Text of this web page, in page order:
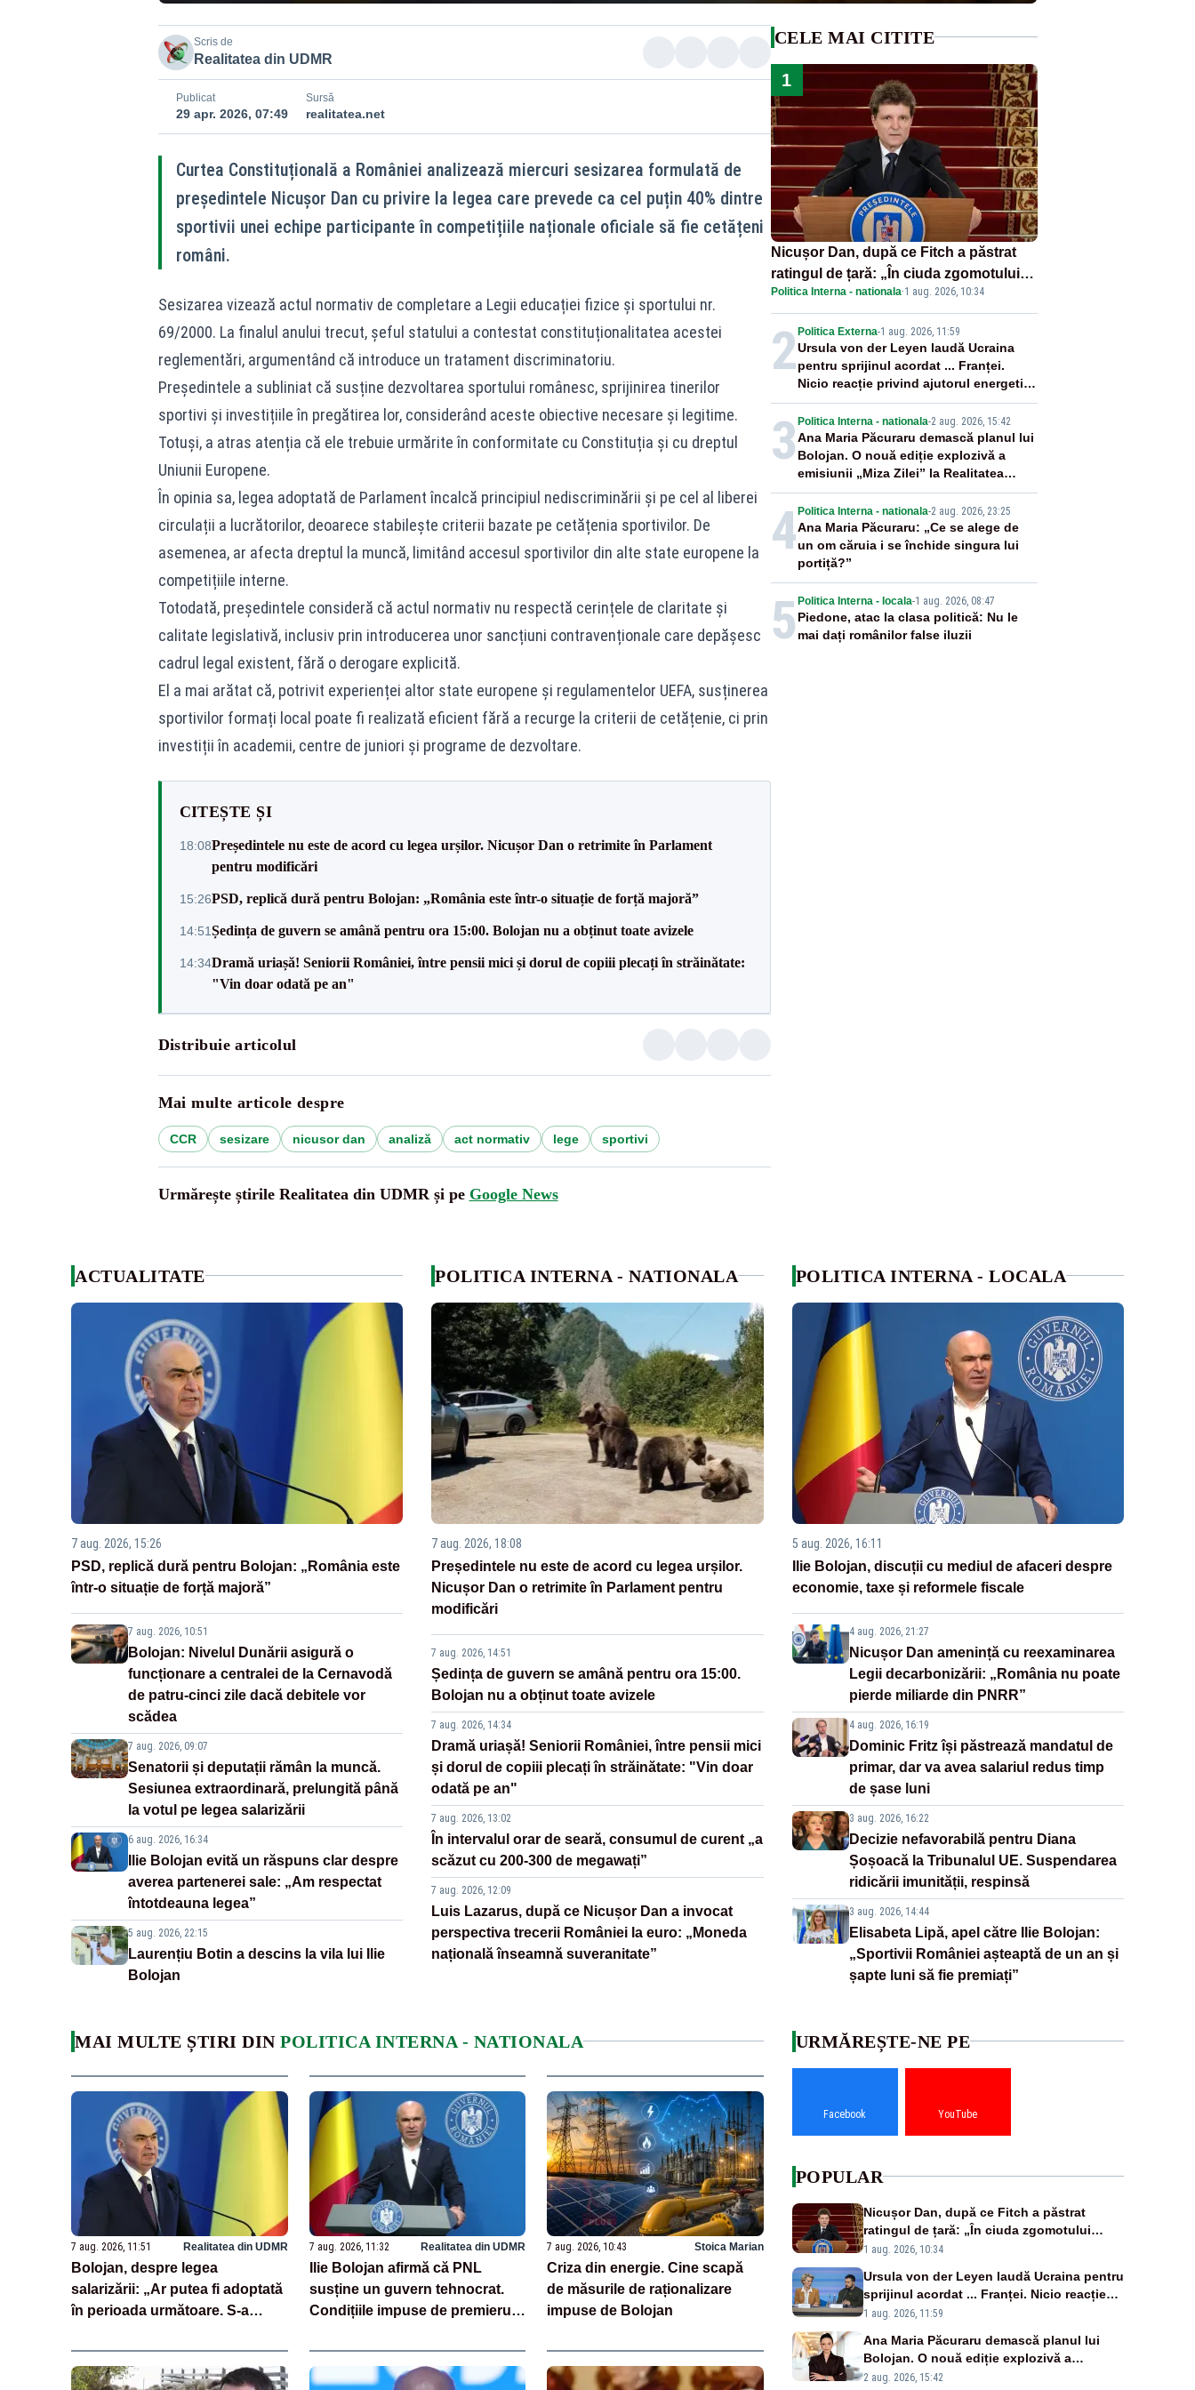
Scris de
Realitatea din UDMR
Publicat
29 apr. 2026, 07:49
Sursă
realitatea.net
Curtea Constituțională a României analizează miercuri sesizarea formulată de
președintele Nicușor Dan cu privire la legea care prevede ca cel puțin 40% dintre
sportivii unei echipe participante în competițiile naționale oficiale să fie cetățeni
români.
Sesizarea vizează actul normativ de completare a Legii educației fizice și sportului nr.
69/2000. La finalul anului trecut, șeful statului a contestat constituționalitatea acestei
reglementări, argumentând că introduce un tratament discriminatoriu.
Președintele a subliniat că susține dezvoltarea sportului românesc, sprijinirea tinerilor
sportivi și investițiile în pregătirea lor, considerând aceste obiective necesare și legitime.
Totuși, a atras atenția că ele trebuie urmărite în conformitate cu Constituția și cu dreptul
Uniunii Europene.
În opinia sa, legea adoptată de Parlament încalcă principiul nediscriminării și pe cel al liberei
circulații a lucrătorilor, deoarece stabilește criterii bazate pe cetățenia sportivilor. De
asemenea, ar afecta dreptul la muncă, limitând accesul sportivilor din alte state europene la
competițiile interne.
Totodată, președintele consideră că actul normativ nu respectă cerințele de claritate și
calitate legislativă, inclusiv prin introducerea unor sancțiuni contravenționale care depășesc
cadrul legal existent, fără o derogare explicită.
El a mai arătat că, potrivit experienței altor state europene și regulamentelor UEFA, susținerea
sportivilor formați local poate fi realizată eficient fără a recurge la criterii de cetățenie, ci prin
investiții în academii, centre de juniori și programe de dezvoltare.
CITEȘTE ȘI
18:08Președintele nu este de acord cu legea urșilor. Nicușor Dan o retrimite în Parlament
pentru modificări
15:26PSD, replică dură pentru Bolojan: „România este într-o situație de forță majoră”
14:51Ședința de guvern se amână pentru ora 15:00. Bolojan nu a obținut toate avizele
14:34Dramă uriașă! Seniorii României, între pensii mici și dorul de copiii plecați în străinătate:
"Vin doar odată pe an"
Distribuie articolul
Mai multe articole despre
CCR sesizare nicusor dan analiză act normativ lege sportivi
Urmărește știrile Realitatea din UDMR și pe Google News
CELE MAI CITITE
1
Nicușor Dan, după ce Fitch a păstrat
ratingul de țară: „În ciuda zgomotului
politic, România funcționează”
Politica Interna - nationala·1 aug. 2026, 10:34
2Politica Externa-1 aug. 2026, 11:59
Ursula von der Leyen laudă Ucraina
pentru sprijinul acordat ... Franței.
Nicio reacție privind ajutorul energetic
promis României
3 Politica Interna - nationala-2 aug. 2026, 15:42
Ana Maria Păcuraru demască planul lui
Bolojan. O nouă ediție explozivă a
emisiunii „Miza Zilei” la Realitatea
PLUS
4Politica Interna - nationala-2 aug. 2026, 23:25
Ana Maria Păcuraru: „Ce se alege de
un om căruia i se închide singura lui
portiță?”
5 Politica Interna - locala-1 aug. 2026, 08:47
Piedone, atac la clasa politică: Nu le
mai dați românilor false iluzii
ACTUALITATE
7 aug. 2026, 15:26
PSD, replică dură pentru Bolojan: „România este
într-o situație de forță majoră”
7 aug. 2026, 10:51
Bolojan: Nivelul Dunării asigură o
funcționare a centralei de la Cernavodă
de patru-cinci zile dacă debitele vor
scădea
7 aug. 2026, 09:07
Senatorii și deputații rămân la muncă.
Sesiunea extraordinară, prelungită până
la votul pe legea salarizării
6 aug. 2026, 16:34
Ilie Bolojan evită un răspuns clar despre
averea partenerei sale: „Am respectat
întotdeauna legea”
5 aug. 2026, 22:15
Laurențiu Botin a descins la vila lui Ilie
Bolojan
POLITICA INTERNA - NATIONALA
7 aug. 2026, 18:08
Președintele nu este de acord cu legea urșilor.
Nicușor Dan o retrimite în Parlament pentru
modificări
7 aug. 2026, 14:51
Ședința de guvern se amână pentru ora 15:00.
Bolojan nu a obținut toate avizele
7 aug. 2026, 14:34
Dramă uriașă! Seniorii României, între pensii mici
și dorul de copiii plecați în străinătate: "Vin doar
odată pe an"
7 aug. 2026, 13:02
În intervalul orar de seară, consumul de curent „a
scăzut cu 200-300 de megawați”
7 aug. 2026, 12:09
Luis Lazarus, după ce Nicușor Dan a invocat
perspectiva trecerii României la euro: „Moneda
națională înseamnă suveranitate”
POLITICA INTERNA - LOCALA
5 aug. 2026, 16:11
Ilie Bolojan, discuții cu mediul de afaceri despre
economie, taxe și reformele fiscale
4 aug. 2026, 21:27
Nicușor Dan amenință cu reexaminarea
Legii decarbonizării: „România nu poate
pierde miliarde din PNRR”
4 aug. 2026, 16:19
Dominic Fritz își păstrează mandatul de
primar, dar va avea salariul redus timp
de șase luni
3 aug. 2026, 16:22
Decizie nefavorabilă pentru Diana
Șoșoacă la Tribunalul UE. Suspendarea
ridicării imunității, respinsă
3 aug. 2026, 14:44
Elisabeta Lipă, apel către Ilie Bolojan:
„Sportivii României așteaptă de un an și
șapte luni să fie premiați”
MAI MULTE ȘTIRI DIN POLITICA INTERNA - NATIONALA
7 aug. 2026, 11:51 Realitatea din UDMR
Bolojan, despre legea
salarizării: „Ar putea fi adoptată
în perioada următoare. S-a
unor discursuri iresponsabile în
spaţiul public”
7 aug. 2026, 11:32 Realitatea din UDMR
Ilie Bolojan afirmă că PNL
susține un guvern tehnocrat.
Condițiile impuse de premierul
7 aug. 2026, 10:43 Stoica Marian
Criza din energie. Cine scapă
de măsurile de raționalizare
impuse de Bolojan
URMĂREȘTE-NE PE
Facebook YouTube
POPULAR
Nicușor Dan, după ce Fitch a păstrat
ratingul de țară: „În ciuda zgomotului
politic, România funcționează”
1 aug. 2026, 10:34
Ursula von der Leyen laudă Ucraina pentru
sprijinul acordat ... Franței. Nicio reacție
privind ajutorul energetic promis României
1 aug. 2026, 11:59
Ana Maria Păcuraru demască planul lui
Bolojan. O nouă ediție explozivă a
emisiunii „Miza Zilei” la Realitatea PLUS
2 aug. 2026, 15:42